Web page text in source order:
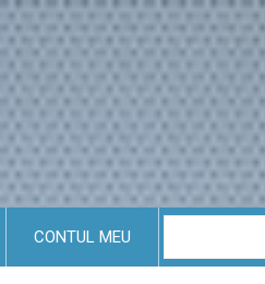
CONTUL MEU